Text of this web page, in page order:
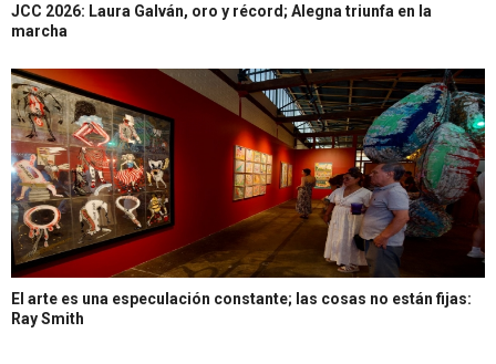
JCC 2026: Laura Galván, oro y récord; Alegna triunfa en la
marcha
El arte es una especulación constante; las cosas no están fijas:
Ray Smith